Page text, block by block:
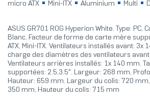
micro ATX
Mini-ITX Aluminium Multi
ASUS GR701 ROG Hyperion White. Type: PC,
Blanc, Facteur de forme de carte mère
ATX, Mini-ITX. Ventilateurs installés avant: 3x
charge des diamètres des ventilateurs
Ventilateurs arrières installés: 1x 140 mm.
supportées: 2.5,3.5". Largeur: 268 mm,
Hauteur: 659 mm. Largeur du colis: 720
350 mm, Hauteur du colis: 715 mm